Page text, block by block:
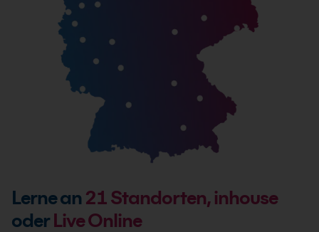
Lerne an 21Standorten, inhouse
oderLive Online